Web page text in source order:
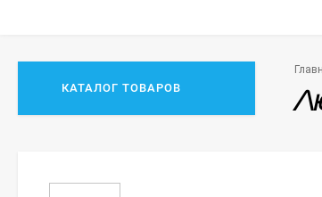
КАТАЛОГ ТОВАРОВ